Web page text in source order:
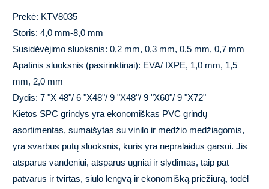
Prekė: KTV8035
Storis: 4,0 mm-8,0 mm
Susidėvėjimo sluoksnis: 0,2 mm, 0,3 mm, 0,5 mm, 0,7 mm
Apatinis sluoksnis (pasirinktinai): EVA/ IXPE, 1,0 mm, 1,5
mm, 2,0 mm
Dydis: 7 "X 48"/ 6 "X48"/ 9 "X48"/ 9 "X60"/ 9 "X72"
Kietos SPC grindys yra ekonomiškas PVC grindų
asortimentas, sumaišytas su vinilo ir medžio medžiagomis,
yra svarbus putų sluoksnis, kuris yra nepralaidus garsui. Jis
atsparus vandeniui, atsparus ugniai ir slydimas, taip pat
patvarus ir tvirtas, siūlo lengvą ir ekonomišką priežiūrą, todėl